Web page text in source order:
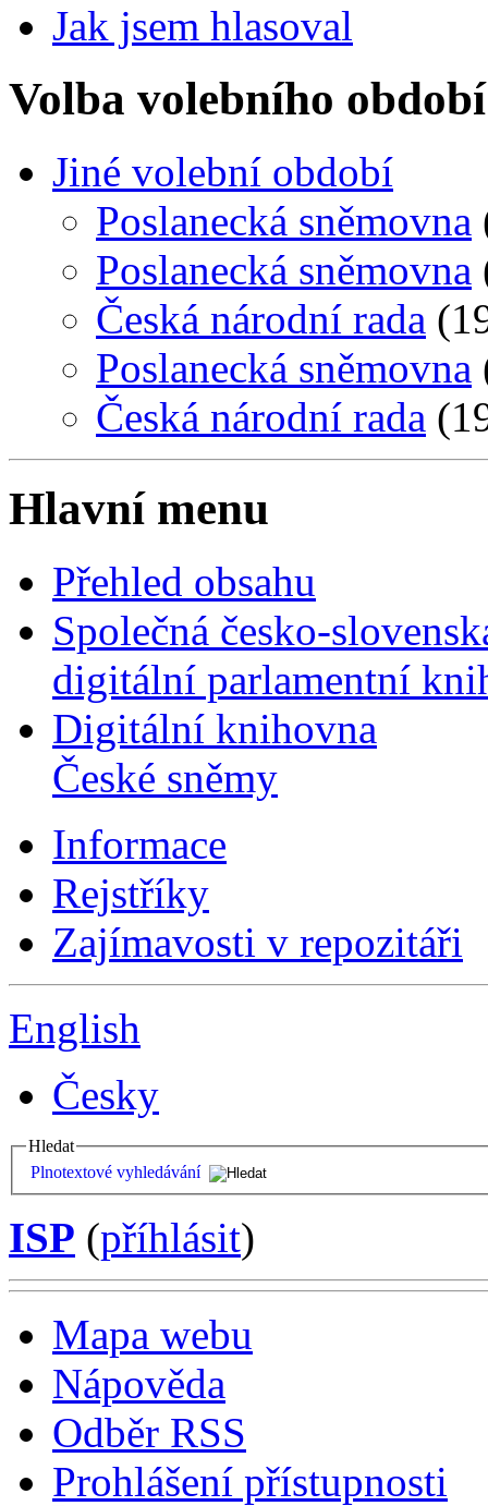
Jak jsem hlasoval
Volba volebního období
Jiné volební období
Poslanecká sněmovna
Poslanecká sněmovna
Česká národní rada
Poslanecká sněmovna
Česká národní rada
Hlavní menu
Přehled obsahu
Společná česko-
digitální parlamentní
Digitální knihovna
České sněmy
Informace
Rejstříky
Zajímavosti v repozitáři
English
Česky
Hledat
Plnotextové vyhledávání
ISP (příhlásit)
Mapa webu
Nápověda
Odběr RSS
Prohlášení přístupnosti